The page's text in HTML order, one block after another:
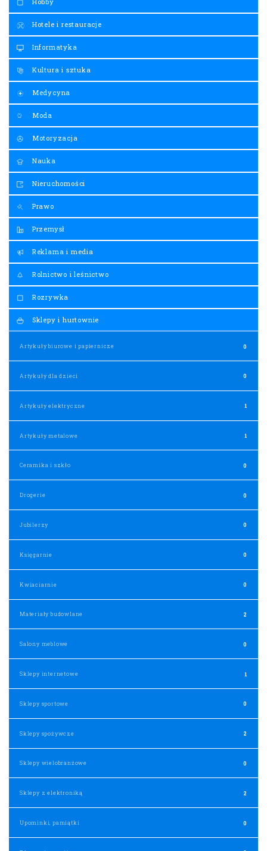
Hotele i restauracje
Informatyka
Kultura i sztuka
Medycyna
Moda
Motoryzacja
Nauka
Nieruchomości
Prawo
Przemysł
Reklama i media
Rolnictwo i leśnictwo
Rozrywka
Sklepy i hurtownie
Artykuły biurowe i papiernicze 0
Artykuły dla dzieci 0
Artykuły elektryczne 1
Artykuły metalowe 1
Ceramika i szkło 0
Drogerie 0
Jubilerzy 0
Księgarnie 0
Kwiaciarnie 0
Materiały budowlane 2
Salony meblowe 0
Sklepy internetowe 1
Sklepy sportowe 0
Sklepy spożywcze 2
Sklepy wielobranżowe 0
Sklepy z elektroniką 2
Upominki, pamiątki 0